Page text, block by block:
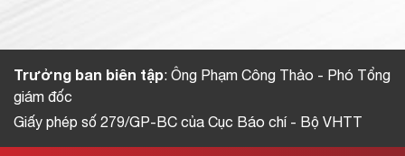
Trưởng ban biên tập: Ông Phạm Công Thảo - Phó Tổng
giám đốc
Giấy phép số 279/GP-BC của Cục Báo chí - Bộ VHTT